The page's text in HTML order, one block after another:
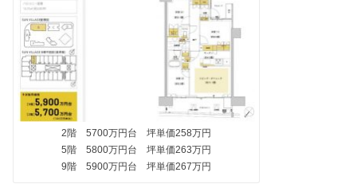
2階 5700万円台 坪単価258万円
5階 5800万円台 坪単価263万円
9階 5900万円台 坪単価267万円